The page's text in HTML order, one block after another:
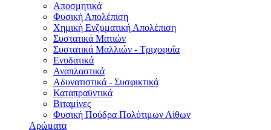
Αποσμητικά
Φυσική Απολέπιση
Χημική Ενζυματική Απολέπιση
Συστατικά Ματιών
Συστατικά Μαλλιών - Τριχοφυΐα
Ενυδατικά
Αναπλαστικά
Αδυνατιστικά - Συσφικτικά
Καταπραϋντικά
Bιταμίνες
Φυσική Πούδρα Πολύτιμων Λίθων
Αρώματα